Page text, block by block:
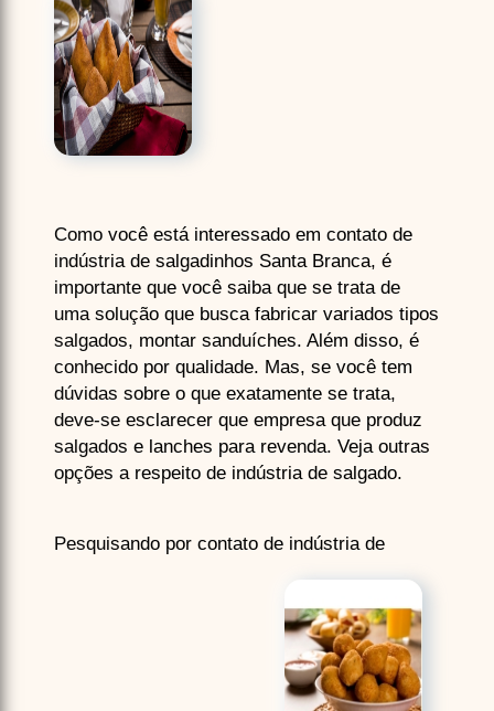
Como você está interessado em contato de
indústria de salgadinhos Santa Branca, é
importante que você saiba que se trata de
uma solução que busca fabricar variados tipos
salgados, montar sanduíches. Além disso, é
conhecido por qualidade. Mas, se você tem
dúvidas sobre o que exatamente se trata,
deve-se esclarecer que empresa que produz
salgados e lanches para revenda. Veja outras
opções a respeito de indústria de salgado.
Pesquisando por contato de indústria de